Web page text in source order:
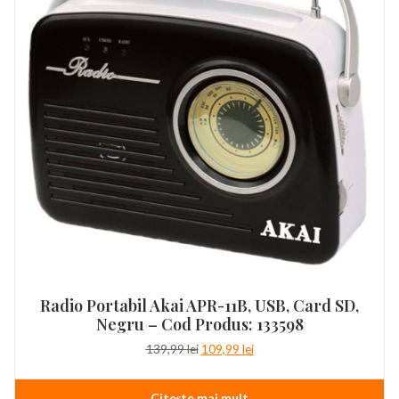
Radio Portabil Akai APR-11B, USB, Card SD,
Negru – Cod Produs: 133598
139,99lei Prețul
a
109,99 leiPrețul
este: